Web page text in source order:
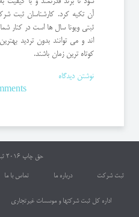
آن تکیه کرد. کارشناسان ثبت
ثبتی ویونا سال ها است در کنار
اند و می توانند بدون تردید
کوتاه ترین زمان باشند.
نوشتن دیدگاه
حق چاپ 2016
ثبت شرکت درباره ما تماس با ما
اداره کل ثبت شرکتها و موسسات غیرتجاری